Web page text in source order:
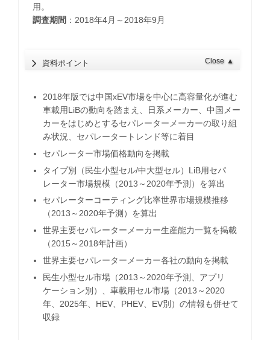
用。
調査期間 ：2018年4月～2018年9月
資料ポイント Close ▲
2018年版では中国xEV市場を中心に高容量化が進む
車載用LiBの動向を踏まえ、日系メーカー、中国メー
カーをはじめとするセパレーターメーカーの取り組
み状況、セパレータートレンド等に着目
セパレーター市場価格動向を掲載
タイプ別（民生小型セル/中大型セル）LiB用セパ
レーター市場規模（2013～2020年予測）を算出
セパレーターコーティング比率世界市場規模推移
（2013～2020年予測）を算出
世界主要セパレーターメーカー生産能力一覧を掲載
（2015～2018年計画）
世界主要セパレーターメーカー各社の動向を掲載
民生小型セル市場（2013～2020年予測、アプリ
ケーション別）、車載用セル市場（2013～2020
年、2025年、HEV、PHEV、EV別）の情報も併せて
収録